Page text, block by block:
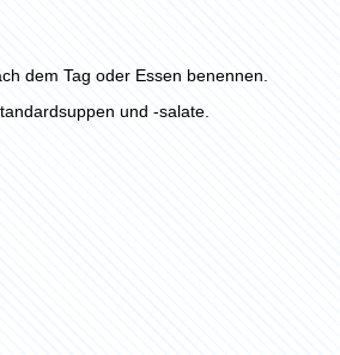
dem Tag oder Essen benennen.
und -salate.